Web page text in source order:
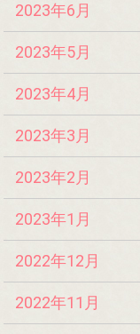
2023年6月
2023年5月
2023年4月
2023年3月
2023年2月
2023年1月
2022年12月
2022年11月